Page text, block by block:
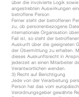
über die involvierte Logik
angestrebten Auswirkungen
betroffene Person
Ferner steht der betroffenen
zu, ob personenbezogene
internationale Organisation
Fall ist, so steht der
Auskunft über die geeigneten
der Übermittlung zu erhalten.
dieses Auskunftsrecht in
jederzeit an einen Mitarbeiter
Verantwortlichen wenden.
3) Recht auf Berichtigung
Jede von der Verarbeitung
Person hat das vom
Verordnungsgeber gewährte